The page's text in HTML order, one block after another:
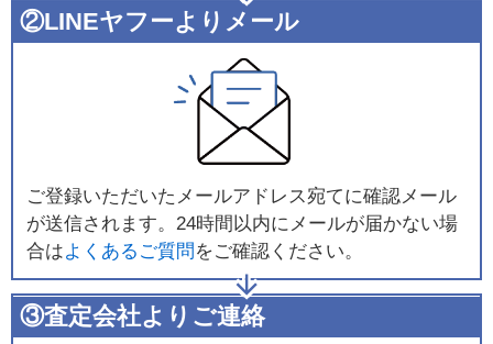
②LINEヤフーよりメール
ご登録いただいたメールアドレス宛てに確認メール
が送信されます。24時間以内にメールが届かない場
合はよくあるご質問 をご確認ください。
③査定会社よりご連絡